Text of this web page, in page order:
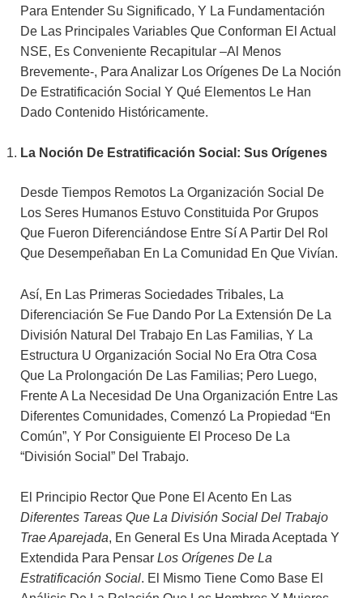
Para Entender Su Significado, Y La Fundamentación
De Las Principales Variables Que Conforman El Actual
NSE, Es Conveniente Recapitular –al Menos
Brevemente-, Para Analizar Los Orígenes De La Noción
De Estratificación Social Y Qué Elementos Le Han
Dado Contenido Históricamente.
La Noción De Estratificación Social: Sus Orígenes
Desde Tiempos Remotos La Organización Social De
Los Seres Humanos Estuvo Constituida Por Grupos
Que Fueron Diferenciándose Entre Sí A Partir Del Rol
Que Desempeñaban En La Comunidad En Que Vivían.
Así, En Las Primeras Sociedades Tribales, La
Diferenciación Se Fue Dando Por La Extensión De La
División Natural Del Trabajo En Las Familias, Y La
Estructura U Organización Social No Era Otra Cosa
Que La Prolongación De Las Familias; Pero Luego,
Frente A La Necesidad De Una Organización Entre Las
Diferentes Comunidades, Comenzó La Propiedad “en
Común”, Y Por Consiguiente El Proceso De La
“división Social” Del Trabajo.
El Principio Rector Que Pone El Acento En Las
Diferentes Tareas Que La División Social Del Trabajo
Trae Aparejada, En General Es Una Mirada Aceptada Y
Extendida Para Pensar Los Orígenes De La
Estratificación Social. El Mismo Tiene Como Base El